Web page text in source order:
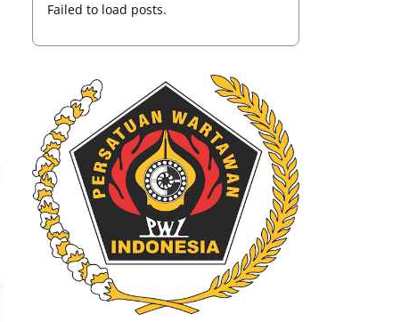
Failed to load posts.